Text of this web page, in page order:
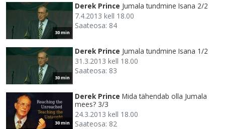
30 min
Derek Prince Jumala tundmine Isana 2/2
7.4.2013 kell 18.00
Saateosa: 84
30 min
Derek Prince Jumala tundmine Isana 1/2
31.3.2013 kell 18.00
Saateosa: 83
30 min
Derek Prince Mida tähendab olla Jumala
mees? 3/3
24.3.2013 kell 18.00
Saateosa: 82